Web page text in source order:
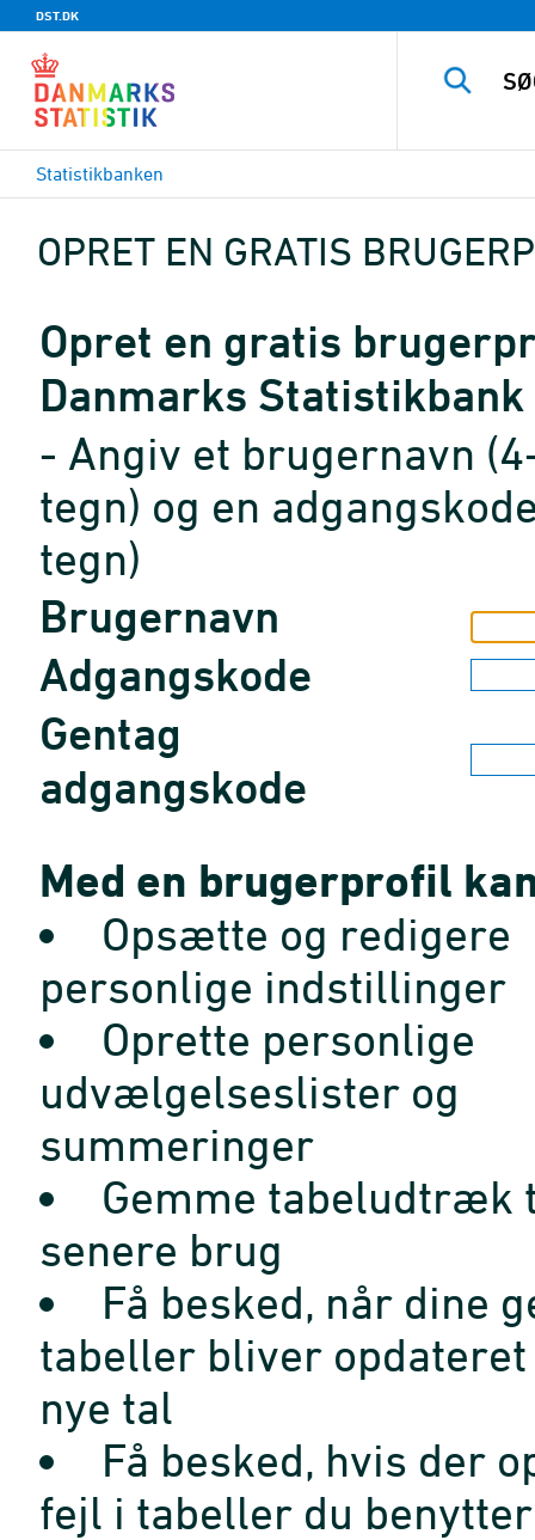
DST.DK
Statistikbanken
OPRET EN GRATIS
Opret en gratis
Danmarks Statistikbank
- Angiv et brugernavn
tegn) og en
tegn)
Brugernavn
Adgangskode
Gentag
adgangskode
Med en brugerprofil
Opsætte og redigere
personlige indstillinger
Oprette personlige
udvælgelseslister og
summeringer
Gemme tabeludtræk
senere brug
Få besked, når dine
tabeller bliver opdateret
nye tal
Få besked, hvis der
fejl i tabeller du benytter